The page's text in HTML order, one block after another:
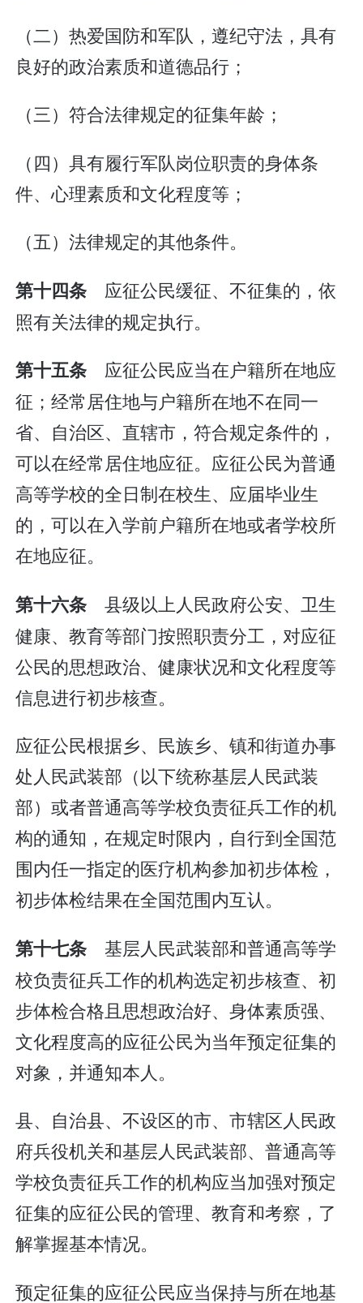
（二）热爱国防和军队，遵纪守法，具有
良好的政治素质和道德品行；
（三）符合法律规定的征集年龄；
（四）具有履行军队岗位职责的身体条
件、心理素质和文化程度等；
（五）法律规定的其他条件。
第十四条 应征公民缓征、不征集的，依
照有关法律的规定执行。
第十五条 应征公民应当在户籍所在地应
征；经常居住地与户籍所在地不在同一
省、自治区、直辖市，符合规定条件的，
可以在经常居住地应征。应征公民为普通
高等学校的全日制在校生、应届毕业生
的，可以在入学前户籍所在地或者学校所
在地应征。
第十六条 县级以上人民政府公安、卫生
健康、教育等部门按照职责分工，对应征
公民的思想政治、健康状况和文化程度等
信息进行初步核查。
应征公民根据乡、民族乡、镇和街道办事
处人民武装部（以下统称基层人民武装
部）或者普通高等学校负责征兵工作的机
构的通知，在规定时限内，自行到全国范
围内任一指定的医疗机构参加初步体检，
初步体检结果在全国范围内互认。
第十七条 基层人民武装部和普通高等学
校负责征兵工作的机构选定初步核查、初
步体检合格且思想政治好、身体素质强、
文化程度高的应征公民为当年预定征集的
对象，并通知本人。
县、自治县、不设区的市、市辖区人民政
府兵役机关和基层人民武装部、普通高等
学校负责征兵工作的机构应当加强对预定
征集的应征公民的管理、教育和考察，了
解掌握基本情况。
预定征集的应征公民应当保持与所在地基